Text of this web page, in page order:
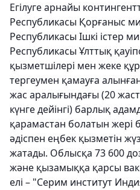
Егілуге арнайы
Республикасы Қорғаныс
Республикасы Ішкі істер
Республикасы Ұлттық
қызметшілері мен жеке
тергеумен қамауға
жас аралығындағы (20
күнге дейінгі) барлық
қарамастан болатын
әдіспен еңбек қызметін
жатады. Облысқа 73 600
және қызамыққа қарсы
елі – "Серим институт